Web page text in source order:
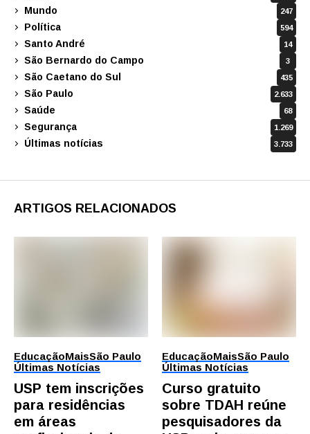
Mundo 247
Política 594
Santo André 14
São Bernardo do Campo 3
São Caetano do Sul 435
São Paulo 2.633
Saúde 68
Segurança 1.269
Últimas notícias 3.733
ARTIGOS RELACIONADOS
EducaçãoMaisSão Paulo
Últimas Notícias
USP tem inscrições
para residências
em áreas
EducaçãoMaisSão Paulo
Últimas Notícias
Curso gratuito
sobre TDAH reúne
pesquisadores da